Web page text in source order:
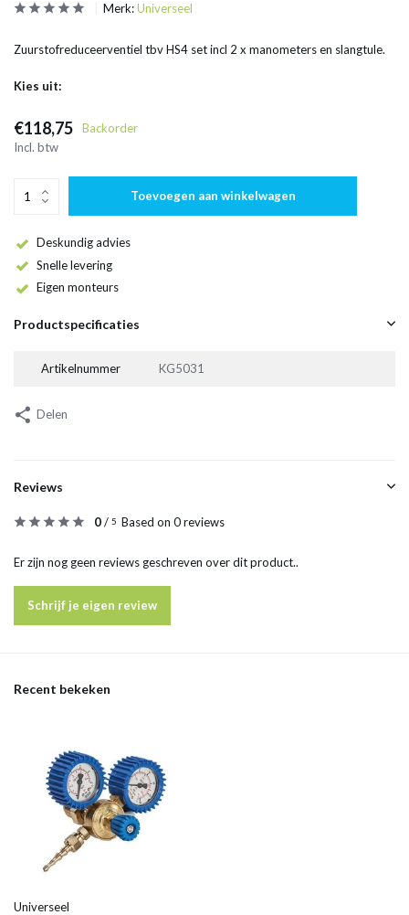
Merk:Universeel
Zuurstofreduceerventiel tbv HS4 set incl 2 x manometers en slangtule.
Kies uit:
€118,75
Backorder
Incl. btw
Toevoegen aan winkelwagen
Deskundig advies
Snelle levering
Eigen monteurs
Productspecificaties
Artikelnummer KG5031
Delen
Reviews
0/ 5 Based on 0 reviews
Er zijn nog geen reviews geschreven over dit product..
Schrijf je eigen review
Recent bekeken
Universeel